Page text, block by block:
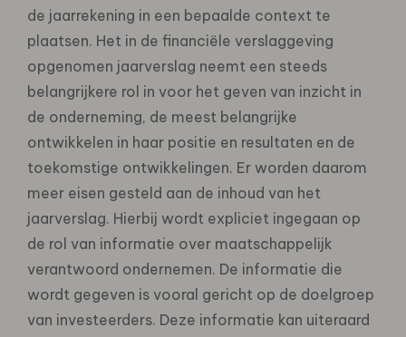
de jaarrekening in een bepaalde context te
plaatsen. Het in de financiële verslaggeving
opgenomen jaarverslag neemt een steeds
belangrijkere rol in voor het geven van inzicht in
de onderneming, de meest belangrijke
ontwikkelen in haar positie en resultaten en de
toekomstige ontwikkelingen. Er worden daarom
meer eisen gesteld aan de inhoud van het
jaarverslag. Hierbij wordt expliciet ingegaan op
de rol van informatie over maatschappelijk
verantwoord ondernemen. De informatie die
wordt gegeven is vooral gericht op de doelgroep
van investeerders. Deze informatie kan uiteraard